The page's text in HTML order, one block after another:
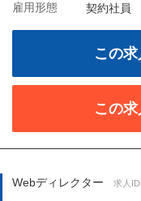
雇用形態 契約社員
この
この
Webディレクター 求人ID: